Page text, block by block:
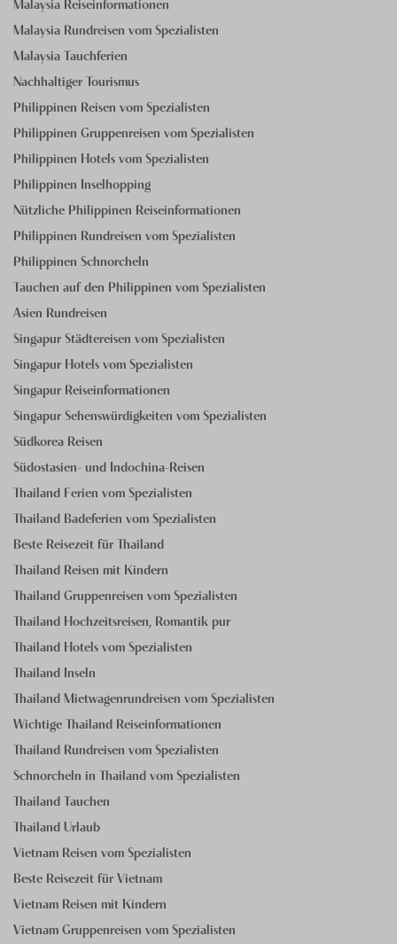
Malaysia Rundreisen vom Spezialisten
Malaysia Tauchferien
Nachhaltiger Tourismus
Philippinen Reisen vom Spezialisten
Philippinen Gruppenreisen vom Spezialisten
Philippinen Hotels vom Spezialisten
Philippinen Inselhopping
Nützliche Philippinen Reiseinformationen
Philippinen Rundreisen vom Spezialisten
Philippinen Schnorcheln
Tauchen auf den Philippinen vom Spezialisten
Asien Rundreisen
Singapur Städtereisen vom Spezialisten
Singapur Hotels vom Spezialisten
Singapur Reiseinformationen
Singapur Sehenswürdigkeiten vom Spezialisten
Südkorea Reisen
Südostasien- und Indochina-Reisen
Thailand Ferien vom Spezialisten
Thailand Badeferien vom Spezialisten
Beste Reisezeit für Thailand
Thailand Reisen mit Kindern
Thailand Gruppenreisen vom Spezialisten
Thailand Hochzeitsreisen, Romantik pur
Thailand Hotels vom Spezialisten
Thailand Inseln
Thailand Mietwagenrundreisen vom Spezialisten
Wichtige Thailand Reiseinformationen
Thailand Rundreisen vom Spezialisten
Schnorcheln in Thailand vom Spezialisten
Thailand Tauchen
Thailand Urlaub
Vietnam Reisen vom Spezialisten
Beste Reisezeit für Vietnam
Vietnam Reisen mit Kindern
Vietnam Gruppenreisen vom Spezialisten